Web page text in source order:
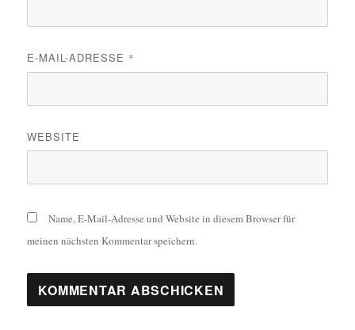
E-MAIL-ADRESSE *
WEBSITE
Name, E-Mail-Adresse und Website in diesem Browser für
meinen nächsten Kommentar speichern.